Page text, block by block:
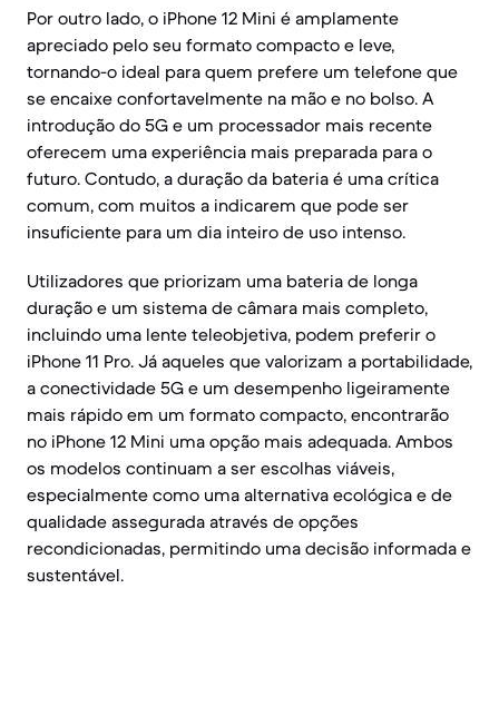
Por outro lado, o iPhone 12 Mini é amplamente
apreciado pelo seu formato compacto e leve,
tornando-o ideal para quem prefere um telefone que
se encaixe confortavelmente na mão e no bolso. A
introdução do 5G e um processador mais recente
oferecem uma experiência mais preparada para o
futuro. Contudo, a duração da bateria é uma crítica
comum, com muitos a indicarem que pode ser
insuficiente para um dia inteiro de uso intenso.
Utilizadores que priorizam uma bateria de longa
duração e um sistema de câmara mais completo,
incluindo uma lente teleobjetiva, podem preferir o
iPhone 11 Pro. Já aqueles que valorizam a portabilidade,
a conectividade 5G e um desempenho ligeiramente
mais rápido em um formato compacto, encontrarão
no iPhone 12 Mini uma opção mais adequada. Ambos
os modelos continuam a ser escolhas viáveis,
especialmente como uma alternativa ecológica e de
qualidade assegurada através de opções
recondicionadas, permitindo uma decisão informada e
sustentável.